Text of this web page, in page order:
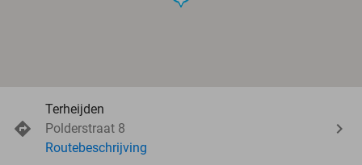
Terheijden
Polderstraat 8
Routebeschrijving